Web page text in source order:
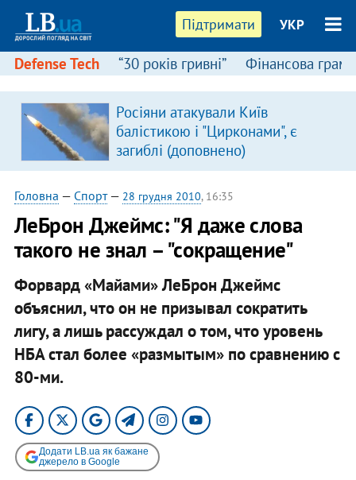
Підтримати УКР
Defense Tech “30 років гривні” Фінансова
Росіяни атакували Київ
балістикою і "Цирконами", є
загиблі (доповнено)
Головна — Спорт— 28 грудня 2010, 16:35
ЛеБрон Джеймс: "Я даже слова
такого не знал – "сокращение"
Форвард «Майами» ЛеБрон Джеймс
объяснил, что он не призывал сократить
лигу, а лишь рассуждал о том, что уровень
НБА стал более «размытым» по сравнению с
80-ми.​
Додати LB.ua як бажане
джерело в Google